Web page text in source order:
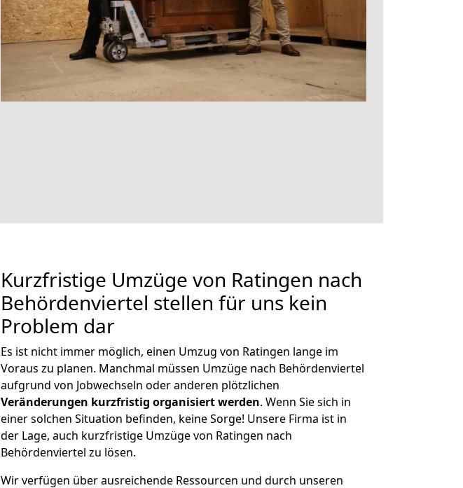
Kurzfristige Umzüge von Ratingen nach
Behördenviertel stellen für uns kein
Problem dar
Es ist nicht immer möglich, einen Umzug von Ratingen lange im
Voraus zu planen. Manchmal müssen Umzüge nach Behördenviertel
aufgrund von Jobwechseln oder anderen plötzlichen
Veränderungen kurzfristig organisiert werden. Wenn Sie sich in
einer solchen Situation befinden, keine Sorge! Unsere Firma ist in
der Lage, auch kurzfristige Umzüge von Ratingen nach
Behördenviertel zu lösen.
Wir verfügen über ausreichende Ressourcen und durch unseren